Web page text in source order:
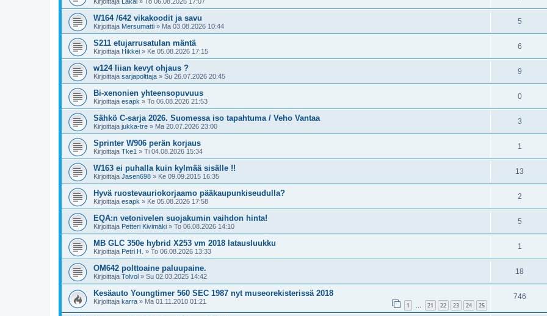
W164 /642 vikakoodit ja savu
Kirjoittaja Mersumatti » Ma 03.08.2026 10:44
5
S211 etujarrusatulan mäntä
Kirjoittaja Hikkei » Ke 05.08.2026 17:15
6
w124 liian kevyt ohjaus ?
Kirjoittaja sarjapolttaja » Su 26.07.2026 20:45
9
Bi-xenonien yhteensopuvuus
Kirjoittaja esapk » To 06.08.2026 21:53
0
Sähkö C-sarja 2026. Suomessa iso tapahtuma / Veho Vantaa
Kirjoittaja jukka-tre » Ma 20.07.2026 23:00
3
Sprinter W906 perän korjaus
Kirjoittaja Tke1 » Ti 04.08.2026 15:34
1
W163 ei puhalla kuin kylmää sisälle !!
Kirjoittaja Jasen698 » Ke 09.09.2015 16:35
13
Hyvä ruostevauriokorjaamo pääkaupunkiseudulla?
Kirjoittaja esapk » Ke 05.08.2026 17:58
2
EQA:n vetonivelen suojakumin vaihdon hinta!
Kirjoittaja Petteri Kivimäki » To 06.08.2026 14:10
5
MB GLC 350e hybrid X253 vm 2018 latausluukku
Kirjoittaja Petri H. » To 06.08.2026 13:33
1
OM642 polttoaine paluupaine.
Kirjoittaja Tolvol » Su 02.03.2025 14:42
18
Kesäauto Youngtimer 560 SEC 1987 nyt museorekisterissä 2018
Kirjoittaja karra » Ma 01.11.2010 01:21 1 … 21 22 23 24 25
746